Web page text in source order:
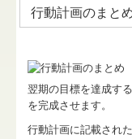
行動計画のまと
翌期の目標を達成す
を完成させます。
行動計画に記載され